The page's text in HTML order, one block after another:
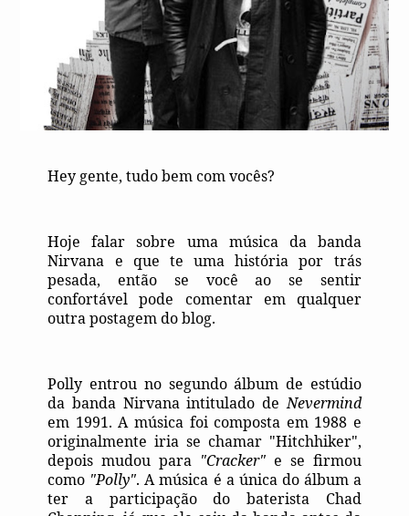
Hey gente, tudo bem com vocês?
Hoje falar sobre uma música da banda
Nirvana e que te uma história por trás
pesada, então se você ao se sentir
confortável pode comentar em qualquer
outra postagem do blog.
Polly entrou no segundo álbum de estúdio
da banda Nirvana intitulado deNevermind
em 1991. A música foi composta em 1988 e
originalmente iria se chamar "Hitchhiker",
depois mudou para "Cracker" e se firmou
como "Polly". A música é a única do álbum a
ter a participação do baterista Chad